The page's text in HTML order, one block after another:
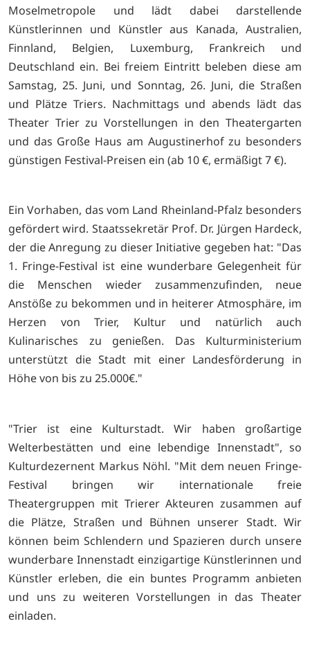
Moselmetropole und lädt dabei darstellende
Künstlerinnen und Künstler aus Kanada, Australien,
Finnland, Belgien, Luxemburg, Frankreich und
Deutschland ein. Bei freiem Eintritt beleben diese am
Samstag, 25. Juni, und Sonntag, 26. Juni, die Straßen
und Plätze Triers. Nachmittags und abends lädt das
Theater Trier zu Vorstellungen in den Theatergarten
und das Große Haus am Augustinerhof zu besonders
günstigen Festival-Preisen ein (ab 10 €, ermäßigt 7 €).
Ein Vorhaben, das vom Land Rheinland-Pfalz besonders
gefördert wird. Staatssekretär Prof. Dr. Jürgen Hardeck,
der die Anregung zu dieser Initiative gegeben hat: "Das
1. Fringe-Festival ist eine wunderbare Gelegenheit für
die Menschen wieder zusammenzufinden, neue
Anstöße zu bekommen und in heiterer Atmosphäre, im
Herzen von Trier, Kultur und natürlich auch
Kulinarisches zu genießen. Das Kulturministerium
unterstützt die Stadt mit einer Landesförderung in
Höhe von bis zu 25.000€."
"Trier ist eine Kulturstadt. Wir haben großartige
Welterbestätten und eine lebendige Innenstadt", so
Kulturdezernent Markus Nöhl. "Mit dem neuen Fringe-
Festival bringen wir internationale freie
Theatergruppen mit Trierer Akteuren zusammen auf
die Plätze, Straßen und Bühnen unserer Stadt. Wir
können beim Schlendern und Spazieren durch unsere
wunderbare Innenstadt einzigartige Künstlerinnen und
Künstler erleben, die ein buntes Programm anbieten
und uns zu weiteren Vorstellungen in das Theater
einladen.